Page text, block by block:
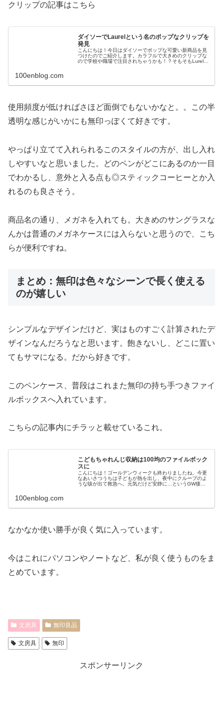
クリップの記事はこちら
ダイソーでLaurelという名のポップなクリップを
発見
こんにちは！今日はダイソーでポップな可愛い新商品を見
つけたのでご紹介します。カラフルで大きめのクリップな
ので学校や職場で注目されちゃうかも！？そもそもLurelっ
100enblog.com
使用頻度が低ければさほど面倒でもないかなと。。この半
透明な感じがいかにも無印っぽくて好きです。
やっぱり立てて入れられるこのスタイルの方が、出し入れ
しやすいなと思いました。どのペンがどこにあるのか一目
でわかるし、意外と入る点も◎スティックコーヒーとか入
れるのも良さそう。
商品名の通り、メガネを入れても。大きめのサングラスな
んかは普通のメガネケースには入らないと思うので、こち
らが便利ですね。
まとめ：無印は色々なシーンで長く使える
のが嬉しい
シンプルなデザインだけど、実はものすごく計算されたデ
ザインなんだろうなと思います。飽きないし、どこに置い
てもサマになる。だから好きです。
このペンケース、普段はこれまた無印の持ち手つきファイ
ルボックスへ入れています。
こちらの記事内にチラッと載せているこれ。
こどもちゃれんじ収納は100均のファイルボック
スに
こんにちは！ゴールデンウィークも終わりましたね。今更
なあいさつうちは子どもが熱を出し、夜中にクループのよ
うな咳が出て救急へ。元気だけど安静に…というGW後
100enblog.com
なかなか使い勝手が良く気に入っています。
今はこれにパソコンやノートなど、私が良く使うものをま
とめています。
文房具 無印良品
文房具 無印
スポンサーリンク